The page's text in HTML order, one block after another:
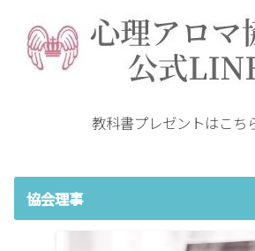
教科書プレゼントはこち
協会理事